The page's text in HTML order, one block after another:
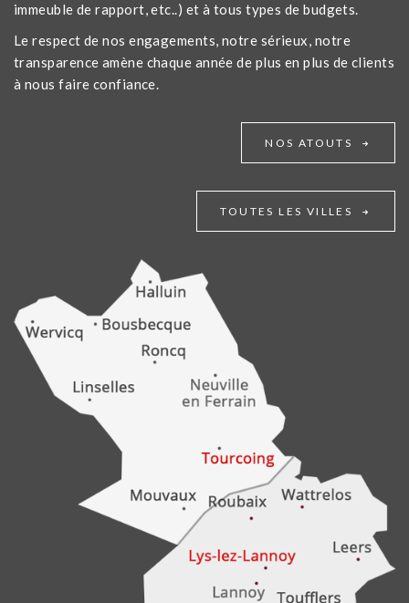
immeuble de rapport, etc..) et à tous types de budgets.
Le respect de nos engagements, notre sérieux, notre
transparence amène chaque année de plus en plus de clients
à nous faire confiance.
NOS ATOUTS
TOUTES LES VILLES